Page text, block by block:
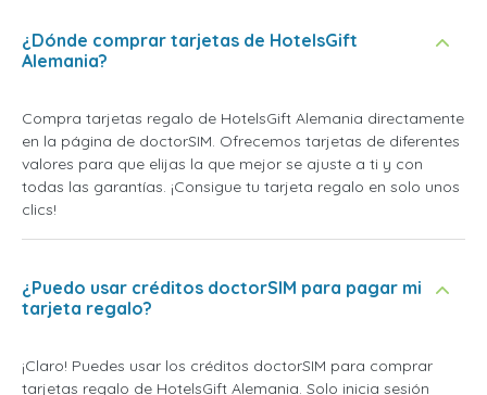
¿Dónde comprar tarjetas de HotelsGift
Alemania?
Compra tarjetas regalo de HotelsGift Alemania directamente
en la página de doctorSIM. Ofrecemos tarjetas de diferentes
valores para que elijas la que mejor se ajuste a ti y con
todas las garantías. ¡Consigue tu tarjeta regalo en solo unos
clics!
¿Puedo usar créditos doctorSIM para pagar mi
tarjeta regalo?
¡Claro! Puedes usar los créditos doctorSIM para comprar
tarjetas regalo de HotelsGift Alemania. Solo inicia sesión